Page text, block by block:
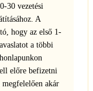
30 vezetési
A
hogy az első 1-
a többi
előre befizetni
megfelelően akár